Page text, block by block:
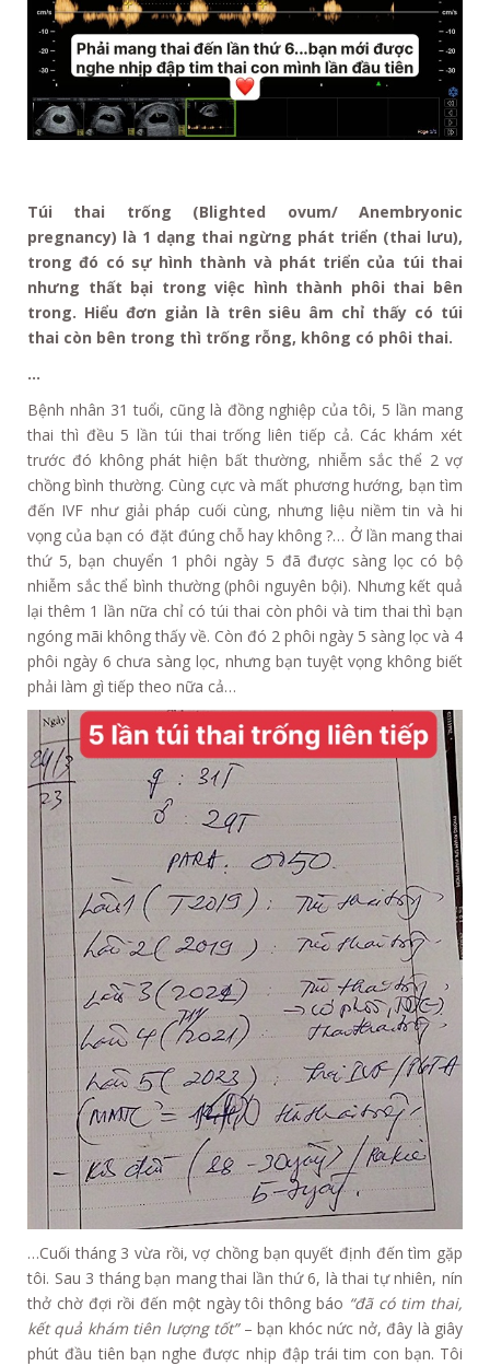
Túi thai trống (Blighted ovum/ Anembryonic
pregnancy) là 1 dạng thai ngừng phát triển (thai lưu),
trong đó có sự hình thành và phát triển của túi thai
nhưng thất bại trong việc hình thành phôi thai bên
trong. Hiểu đơn giản là trên siêu âm chỉ thấy có túi
thai còn bên trong thì trống rỗng, không có phôi thai.
…
Bệnh nhân 31 tuổi, cũng là đồng nghiệp của tôi, 5 lần mang
thai thì đều 5 lần túi thai trống liên tiếp cả. Các khám xét
trước đó không phát hiện bất thường, nhiễm sắc thể 2 vợ
chồng bình thường. Cùng cực và mất phương hướng, bạn tìm
đến IVF như giải pháp cuối cùng, nhưng liệu niềm tin và hi
vọng của bạn có đặt đúng chỗ hay không ?… Ở lần mang thai
thứ 5, bạn chuyển 1 phôi ngày 5 đã được sàng lọc có bộ
nhiễm sắc thể bình thường (phôi nguyên bội). Nhưng kết quả
lại thêm 1 lần nữa chỉ có túi thai còn phôi và tim thai thì bạn
ngóng mãi không thấy về. Còn đó 2 phôi ngày 5 sàng lọc và 4
phôi ngày 6 chưa sàng lọc, nhưng bạn tuyệt vọng không biết
phải làm gì tiếp theo nữa cả…
…Cuối tháng 3 vừa rồi, vợ chồng bạn quyết định đến tìm gặp
tôi. Sau 3 tháng bạn mang thai lần thứ 6, là thai tự nhiên, nín
thở chờ đợi rồi đến một ngày tôi thông báo “đã có tim thai,
kết quả khám tiên lượng tốt”– bạn khóc nức nở, đây là giây
phút đầu tiên bạn nghe được nhịp đập trái tim con bạn. Tôi